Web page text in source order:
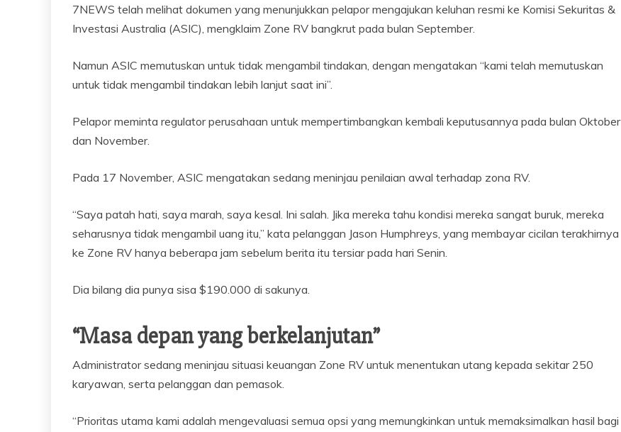
7NEWS telah melihat dokumen yang menunjukkan pelapor mengajukan keluhan resmi ke Komisi Sekuritas &
Investasi Australia (ASIC), mengklaim Zone RV bangkrut pada bulan September.
Namun ASIC memutuskan untuk tidak mengambil tindakan, dengan mengatakan “kami telah memutuskan
untuk tidak mengambil tindakan lebih lanjut saat ini”.
Pelapor meminta regulator perusahaan untuk mempertimbangkan kembali keputusannya pada bulan Oktober
dan November.
Pada 17 November, ASIC mengatakan sedang meninjau penilaian awal terhadap zona RV.
“Saya patah hati, saya marah, saya kesal. Ini salah. Jika mereka tahu kondisi mereka sangat buruk, mereka
seharusnya tidak mengambil uang itu,” kata pelanggan Jason Humphreys, yang membayar cicilan terakhirnya
ke Zone RV hanya beberapa jam sebelum berita itu tersiar pada hari Senin.
Dia bilang dia punya sisa $190.000 di sakunya.
“Masa depan yang berkelanjutan”
Administrator sedang meninjau situasi keuangan Zone RV untuk menentukan utang kepada sekitar 250
karyawan, serta pelanggan dan pemasok.
“Prioritas utama kami adalah mengevaluasi semua opsi yang memungkinkan untuk memaksimalkan hasil bagi